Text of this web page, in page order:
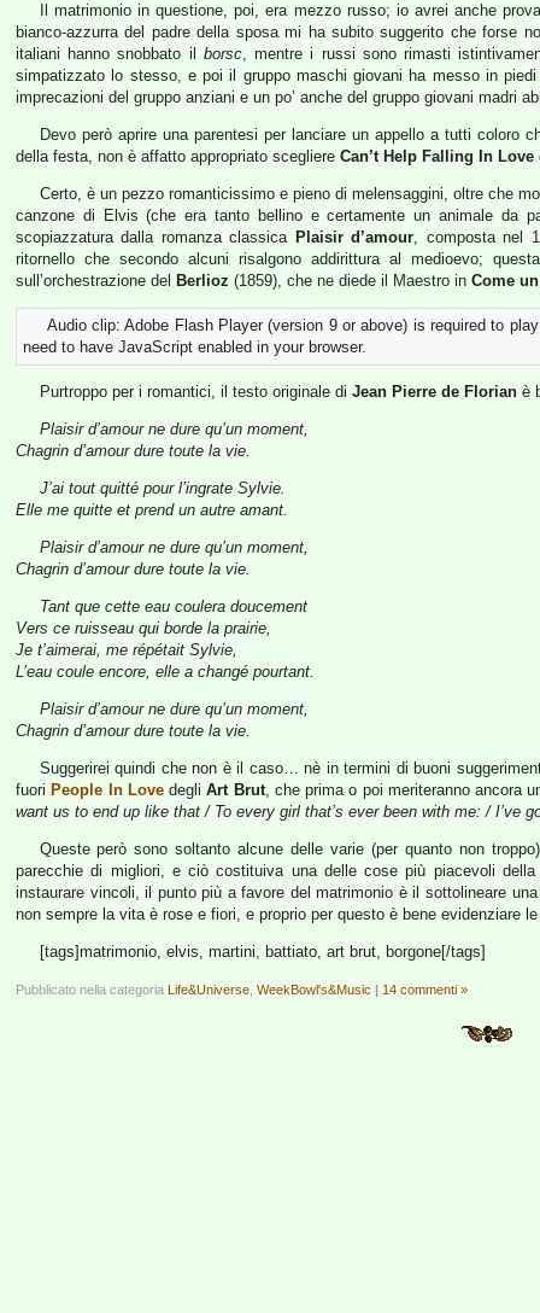
Il matrimonio in questione, poi, era mezzo russo; io avrei anche
bianco-azzurra del padre della sposa mi ha subito suggerito che
italiani hanno snobbato il borsc, mentre i russi sono rimasti
simpatizzato lo stesso, e poi il gruppo maschi giovani ha messo in
imprecazioni del gruppo anziani e un po’ anche del gruppo giovani madri
Devo però aprire una parentesi per lanciare un appello a tutti coloro
della festa, non è affatto appropriato scegliere Can’t Help Falling In Love
Certo, è un pezzo romanticissimo e pieno di melensaggini, oltre che
canzone di Elvis (che era tanto bellino e certamente un animale da
scopiazzatura dalla romanza classica Plaisir d’amour, composta nel
ritornello che secondo alcuni risalgono addirittura al medioevo;
sull’orchestrazione del Berlioz (1859), che ne diede il Maestro in Come
Audio clip: Adobe Flash Player (version 9 or above) is required to
need to have JavaScript enabled in your browser.
Purtroppo per i romantici, il testo originale di Jean Pierre de Florianè
Plaisir d’amour ne dure qu’un moment,
Chagrin d’amour dure toute la vie.
J’ai tout quitté pour l’ingrate Sylvie.
Elle me quitte et prend un autre amant.
Plaisir d’amour ne dure qu’un moment,
Chagrin d’amour dure toute la vie.
Tant que cette eau coulera doucement
Vers ce ruisseau qui borde la prairie,
Je t’aimerai, me répétait Sylvie,
L’eau coule encore, elle a changé pourtant.
Plaisir d’amour ne dure qu’un moment,
Chagrin d’amour dure toute la vie.
Suggerirei quindi che non è il caso… nè in termini di buoni
fuori People In LovedegliArt Brut, che prima o poi meriteranno ancora
want us to end up like that / To every girl that’s ever been with me: / I’ve
Queste però sono soltanto alcune delle varie (per quanto non
parecchie di migliori, e ciò costituiva una delle cose più piacevoli
instaurare vincoli, il punto più a favore del matrimonio è il sottolineare
non sempre la vita è rose e fiori, e proprio per questo è bene evidenziare
[tags]matrimonio, elvis, martini, battiato, art brut, borgone[/tags]
Pubblicato nella categoria Life&Universe WeekBowl's&Music | 14 commenti »